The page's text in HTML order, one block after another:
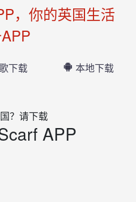
，你的英国生活
下载 本地下载
？请下载
APP